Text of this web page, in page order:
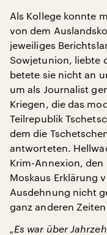
Als Kollege konnte
von dem
jeweiliges
Sowjetunion, liebte
betete sie nicht an
um als Journalist
Kriegen, die das
Teilrepublik
dem die
antworteten.
Krim-Annexion, den
Moskaus Erklärung
Ausdehnung nicht
ganz anderen
„Es war über